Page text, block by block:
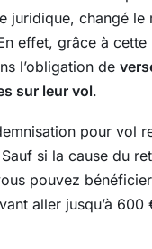
juridique, changé le
effet, grâce à
l’obligation de
sur leur vol.
pour vol
si la cause du
pouvez
aller jusqu’à 600